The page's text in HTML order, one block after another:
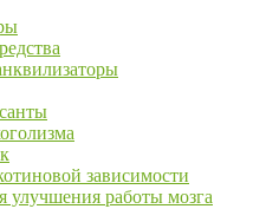
зависимости
улучшения работы мозга